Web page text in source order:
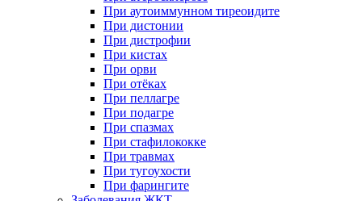
При аутоиммунном тиреоидите
При дистонии
При дистрофии
При кистах
При орви
При отёках
При пеллагре
При подагре
При спазмах
При стафилококке
При травмах
При тугоухости
При фарингите